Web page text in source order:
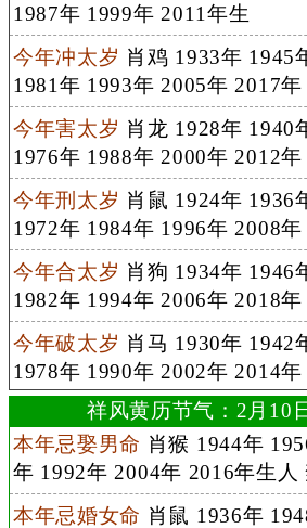
1987年 1999年 2011年生
今年冲太岁 肖鸡 1933年 1945
1981年 1993年 2005年 2017年
今年害太岁 肖龙 1928年 1940
1976年 1988年 2000年 2012年
今年刑太岁 肖鼠 1924年 1936
1972年 1984年 1996年 2008年
今年合太岁 肖狗 1934年 1946
1982年 1994年 2006年 2018年
今年破太岁 肖马 1930年 1942
1978年 1990年 2002年 2014年
祥风黄历节气：2月10
本年忌娶男命 肖猴 1944年
年 1992年 2004年 2016年生人
本年忌婚女命 肖鼠 1936年